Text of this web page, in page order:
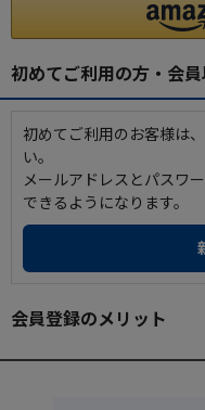
初めてご利用の方・会
初めてご利用のお客様は
い。
メールアドレスとパスワ
できるようになります。
会員登録のメリット